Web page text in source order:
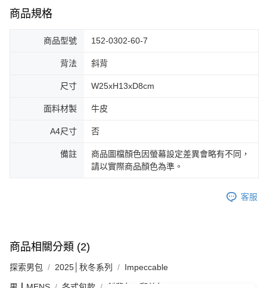
商品規格
商品型號 152-0302-60-7
背法 斜背
尺寸 W25xH13xD8cm
面料材製 牛皮
A4尺寸 否
備註
商品圖檔顏色因螢幕設定差異會略有不同，
請以實際商品顏色為準。
客服
商品相關分類 (2)
探索男包 2025│秋冬系列 Impeccable